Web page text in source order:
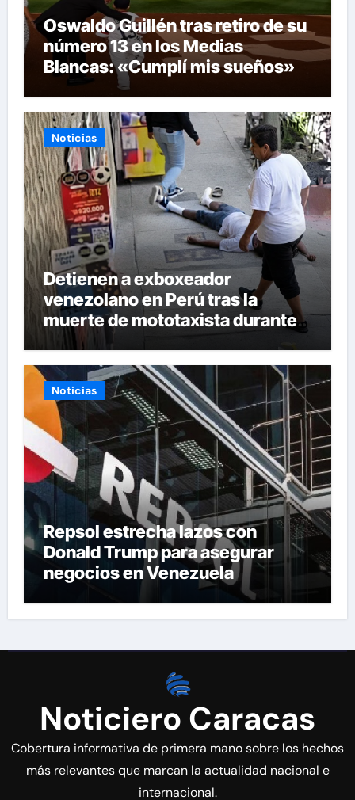
Oswaldo Guillén tras retiro de su
número 13 en los Medias
Blancas: «Cumplí mis sueños»
Noticias
Detienen a exboxeador
venezolano en Perú tras la
muerte de mototaxista durante
una riña
Noticias
Repsol estrecha lazos con
Donald Trump para asegurar
negocios en Venezuela
Noticiero Caracas
Cobertura informativa de primera mano sobre los hechos
más relevantes que marcan la actualidad nacional e
internacional.